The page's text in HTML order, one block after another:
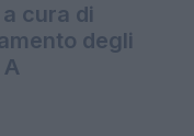
cura di
degli